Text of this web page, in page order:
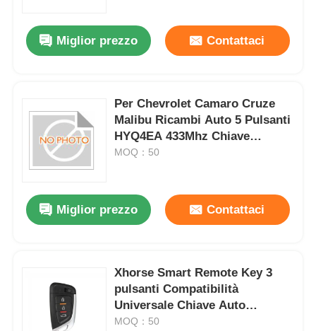
Miglior prezzo Contattaci
Per Chevrolet Camaro Cruze
Malibu Ricambi Auto 5 Pulsanti
HYQ4EA 433Mhz Chiave
Intelligente Telecomando Fob
MOQ：50
Miglior prezzo Contattaci
Xhorse Smart Remote Key 3
pulsanti Compatibilità
Universale Chiave Auto
Dimensioni Originali per Molti
MOQ：50